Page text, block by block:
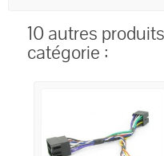
10 autres
catégorie :